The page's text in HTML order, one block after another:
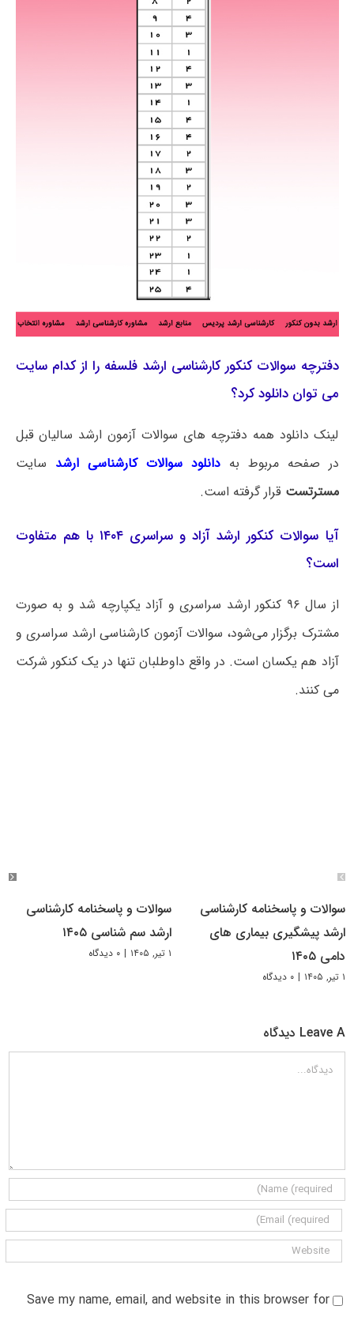
دفترچه سوالات کنکور کارشناسی ارشد فلسفه را از کدام سایت
می توان دانلود کرد؟
لینک دانلود همه دفترچه های سوالات آزمون ارشد سالیان قبل
در صفحه مربوط بهدانلود سوالات کارشناسی ارشد سایت
مسترتست قرار گرفته است.
آیا سوالات کنکور ارشد آزاد و سراسری ۱۴۰۴ با هم متفاوت
است؟
از سال ۹۶ کنکور ارشد سراسری و آزاد یکپارچه شد و به صورت
مشترک برگزار می‌شود، سوالات آزمون کارشناسی ارشد سراسری و
آزاد هم یکسان است. در واقع داوطلبان تنها در یک کنکور شرکت
می کنند.
سوالات و پاسخنامه کارشناسی
ارشد پیشگیری بیماری های
دامی ۱۴۰۵
۱ تیر, ۱۴۰۵ | ۰ دیدگاه
سوالات و پاسخنامه کارشناسی
ارشد سم شناسی ۱۴۰۵
۱ تیر, ۱۴۰۵ | ۰ دیدگاه
Leave A دیدگاه
دیدگاه
Save my name, email, and website in this browser for